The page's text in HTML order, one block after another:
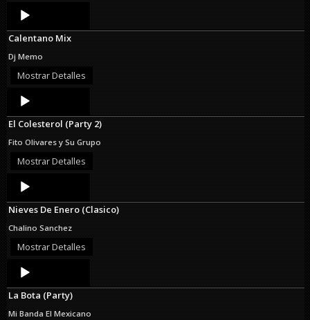
Audio
Player
Calentano Mix
Dj Memo
Mostrar Detalles
Audio
Player
El Colesterol (Party 2)
Fito Olivares y Su Grupo
Mostrar Detalles
Audio
Player
Nieves De Enero (Clasico)
Chalino Sanchez
Mostrar Detalles
Audio
Player
La Bota (Party)
Mi Banda El Mexicano